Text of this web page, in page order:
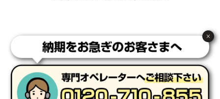
過去に製造をお願いしており、注文の流れがスムーズ
東京都S社様
ワンポイントポリ袋 A4サイズ1000枚
×